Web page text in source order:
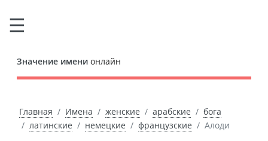
Значение имени онлайн
Главная Имена женские арабские
бога
латинские
немецкие французские Алоди